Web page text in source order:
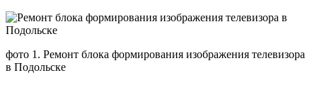
фото 1. Ремонт блока формирования изображения телевизора
в Подольске